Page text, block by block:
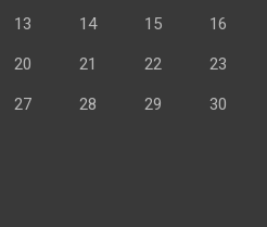
13 14 15 16
20 21 22 23
27 28 29 30